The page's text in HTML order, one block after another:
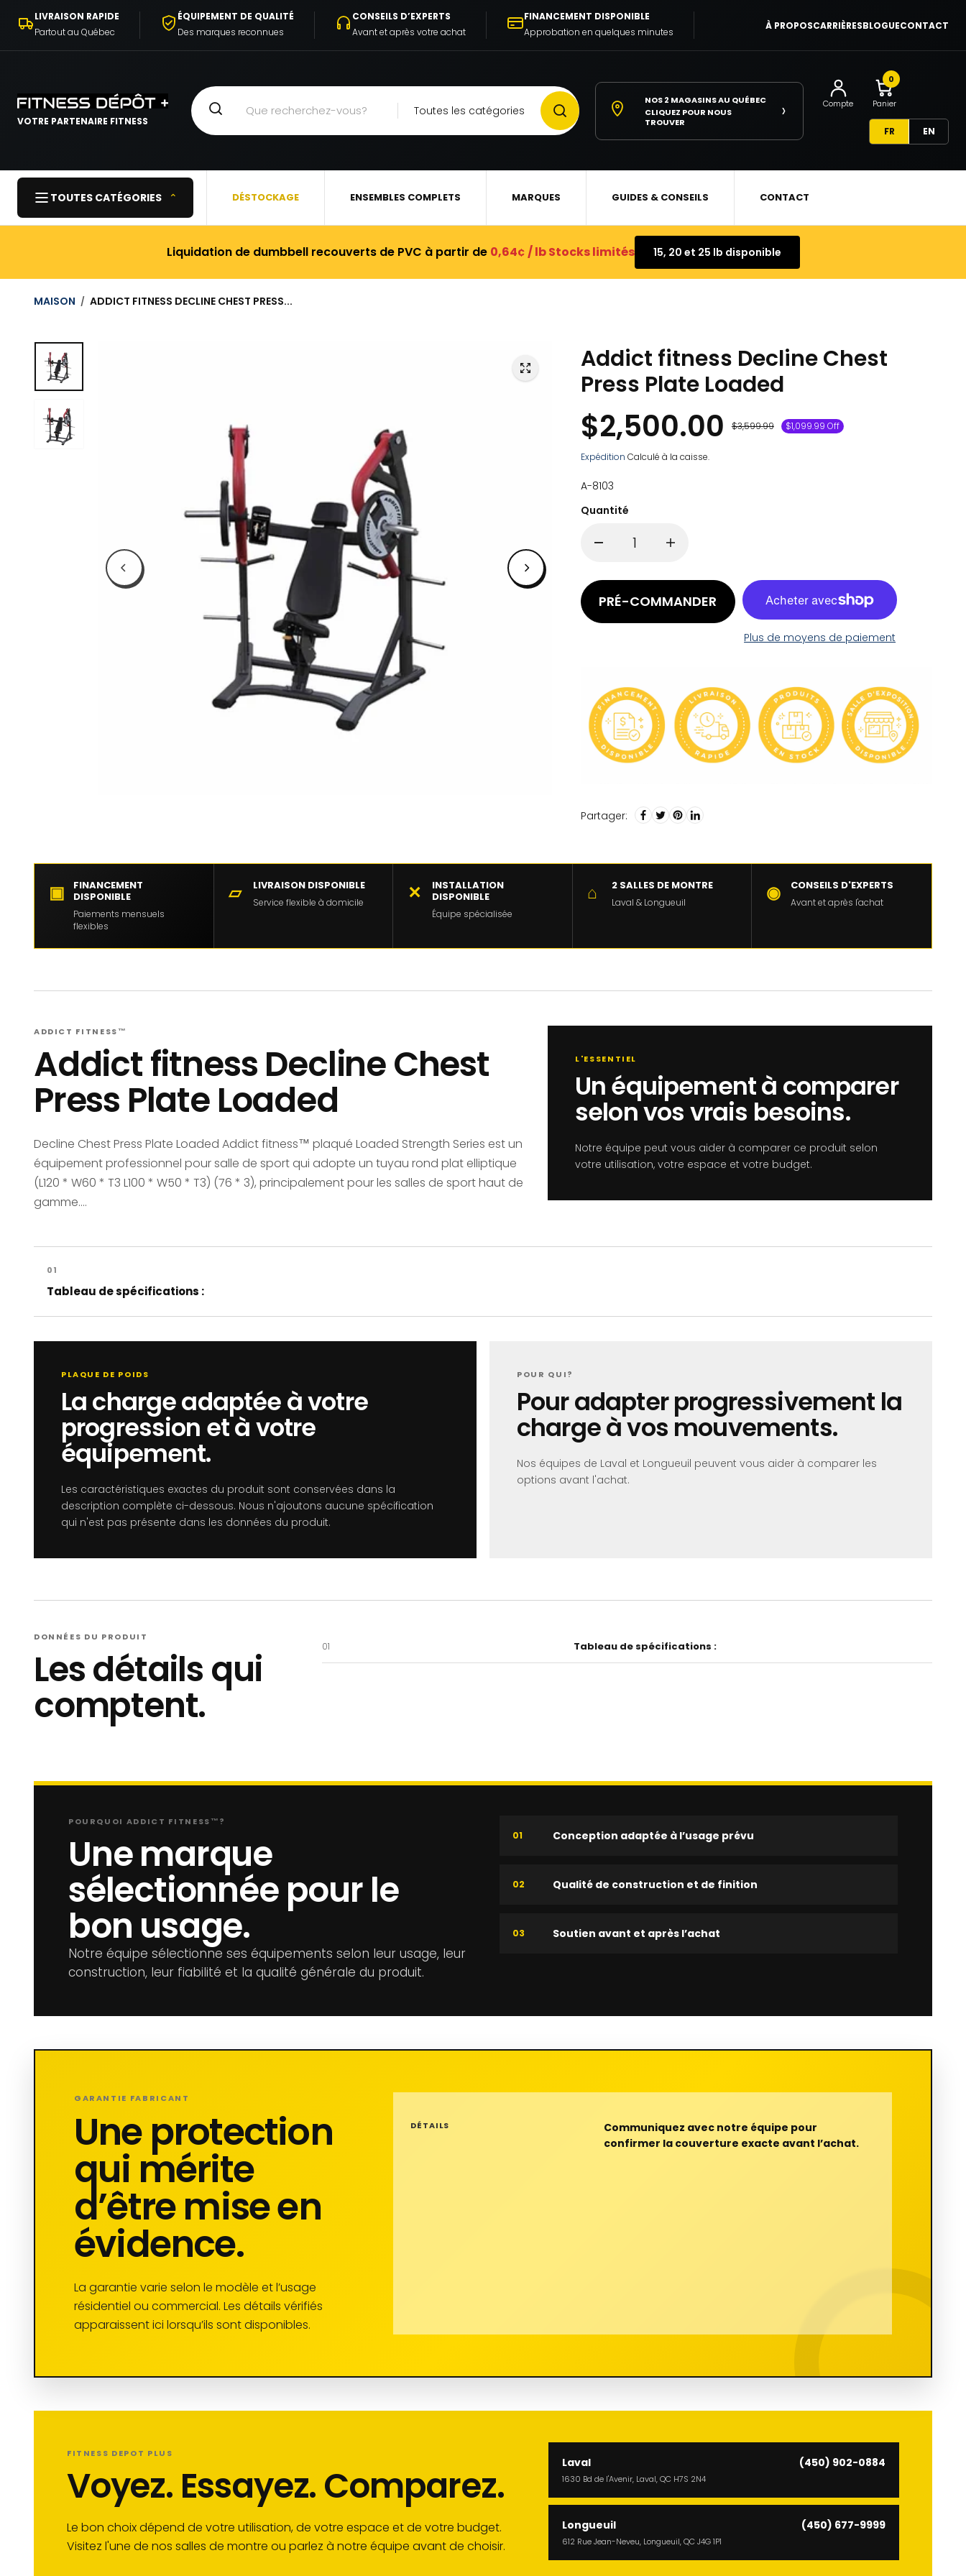
CONTENU
LIVRAISON RAPIDE
Partout au Québec
ÉQUIPEMENT DE QUALITÉ
Des marques reconnues
CONSEILS D’EXPERTS
Avant et après votre achat
FINANCEMENT DISPONIBLE
Approbation en quelques minutes
À PROPOSCARRIÈRESBLOGUECONTACT
VOTRE PARTENAIRE FITNESS
Toutes les catégories
NOS 2 MAGASINS AU QUÉBEC
CLIQUEZ POUR NOUS
TROUVER
› Compte
0
Panier
FR EN
TOUTES CATÉGORIES ⌃ DÉSTOCKAGE ENSEMBLES COMPLETS MARQUES GUIDES & CONSEILS CONTACT
Liquidation de dumbbell recouverts de PVC à partir de 0,64¢ / lb Stocks limités 15, 20 et 25 lb disponible
MAISON ADDICT FITNESS DECLINE CHEST PRESS...
Addict fitness Decline Chest
Press Plate Loaded
$2,500.00 $3,599.99 $1,099.99 Off
Expédition Calculé à la caisse.
A-8103
Quantité
PRÉ-COMMANDER
Plus de moyens de paiement
Partager:
▣
FINANCEMENT
DISPONIBLE
Paiements mensuels
flexibles
▱ LIVRAISON DISPONIBLE
Service flexible à domicile ✕
INSTALLATION
DISPONIBLE
Équipe spécialisée
⌂ 2 SALLES DE MONTRE
Laval & Longueuil ◉ CONSEILS D'EXPERTS
Avant et après l'achat
ADDICT FITNESS™
Addict fitness Decline Chest
Press Plate Loaded
Decline Chest Press Plate Loaded Addict fitness™ plaqué Loaded Strength Series est un
équipement professionnel pour salle de sport qui adopte un tuyau rond plat elliptique
(L120 * W60 * T3 L100 * W50 * T3) (76 * 3), principalement pour les salles de sport haut de
gamme....
L'ESSENTIEL
Un équipement à comparer
selon vos vrais besoins.
Notre équipe peut vous aider à comparer ce produit selon
votre utilisation, votre espace et votre budget.
01
Tableau de spécifications :
PLAQUE DE POIDS
La charge adaptée à votre
progression et à votre
équipement.
Les caractéristiques exactes du produit sont conservées dans la
description complète ci-dessous. Nous n'ajoutons aucune spécification
qui n'est pas présente dans les données du produit.
POUR QUI?
Pour adapter progressivement la
charge à vos mouvements.
Nos équipes de Laval et Longueuil peuvent vous aider à comparer les
options avant l'achat.
DONNÉES DU PRODUIT
Les détails qui
comptent.
01 Tableau de spécifications :
POURQUOI ADDICT FITNESS™?
Une marque
sélectionnée pour le
bon usage.
Notre équipe sélectionne ses équipements selon leur usage, leur
construction, leur fiabilité et la qualité générale du produit.
01 Conception adaptée à l’usage prévu
02 Qualité de construction et de finition
03 Soutien avant et après l’achat
GARANTIE FABRICANT
Une protection
qui mérite
d’être mise en
évidence.
La garantie varie selon le modèle et l’usage
résidentiel ou commercial. Les détails vérifiés
apparaissent ici lorsqu’ils sont disponibles.
DÉTAILS
Communiquez avec notre équipe pour
confirmer la couverture exacte avant l’achat.
FITNESS DEPOT PLUS
Voyez. Essayez. Comparez.
Le bon choix dépend de votre utilisation, de votre espace et de votre budget.
Visitez l'une de nos salles de montre ou parlez à notre équipe avant de choisir.
Laval (450) 902-0884
1630 Bd de l'Avenir, Laval, QC H7S 2N4
Longueuil (450) 677-9999
612 Rue Jean-Neveu, Longueuil, QC J4G 1P1